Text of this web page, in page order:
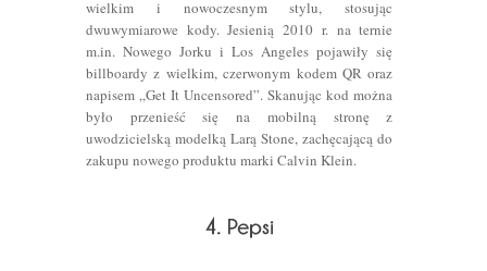
wielkim i nowoczesnym stylu, stosując
dwuwymiarowe kody. Jesienią 2010 r. na ternie
m.in. Nowego Jorku i Los Angeles pojawiły się
billboardy z wielkim, czerwonym kodem QR oraz
napisem „Get It Uncensored”. Skanując kod można
było przenieść się na mobilną stronę z
uwodzicielską modelką Larą Stone, zachęcającą do
zakupu nowego produktu marki Calvin Klein.